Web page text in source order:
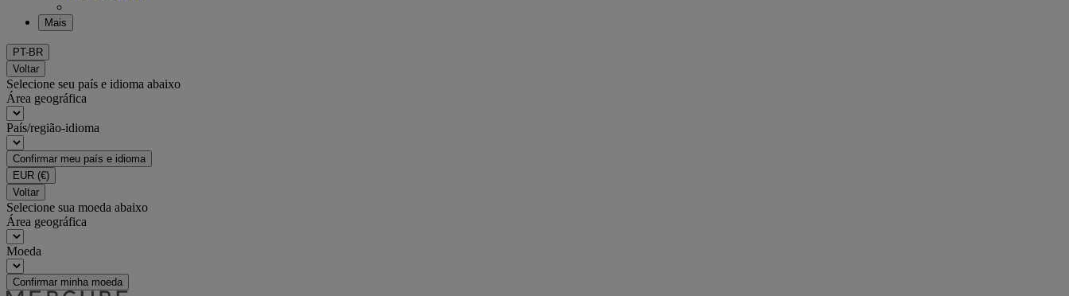
Mais
PT-BR
Voltar
Selecione seu país e idioma abaixo
Área geográfica
País/região-idioma
Confirmar meu país e idioma
EUR (€)
Voltar
Selecione sua moeda abaixo
Área geográfica
Moeda
Confirmar minha moeda